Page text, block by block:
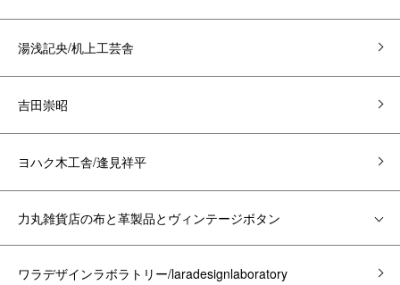
湯浅記央/机上工芸舎
吉田崇昭
ヨハク木工舎/逢見祥平
力丸雑貨店の布と革製品とヴィンテージボタン
ワラデザインラボラトリー/laradesignlaboratory